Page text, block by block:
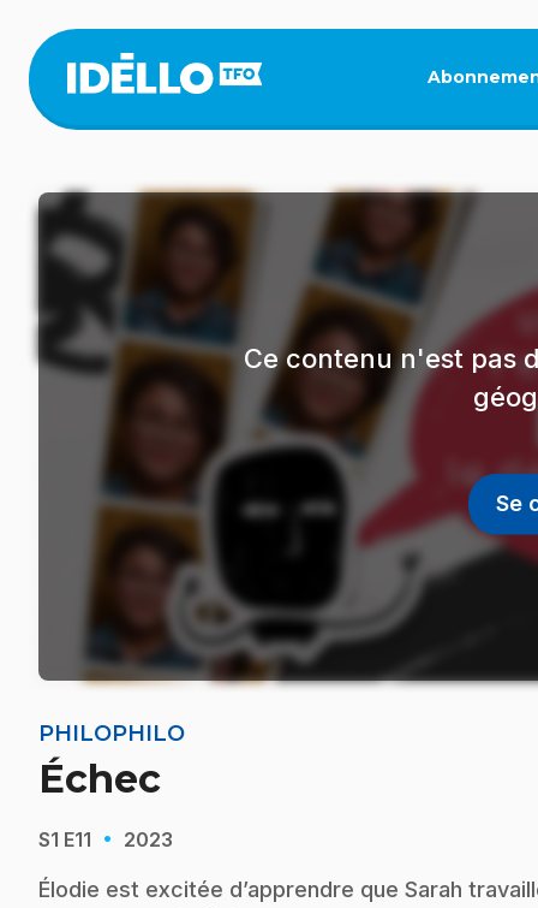
contenu
principal
Ce contenu n'est pas
Se
PHILOPHILO
Échec
S1 E11 · 2023
Élodie est excitée d’apprendre que Sarah